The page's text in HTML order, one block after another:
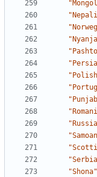
"Shona"